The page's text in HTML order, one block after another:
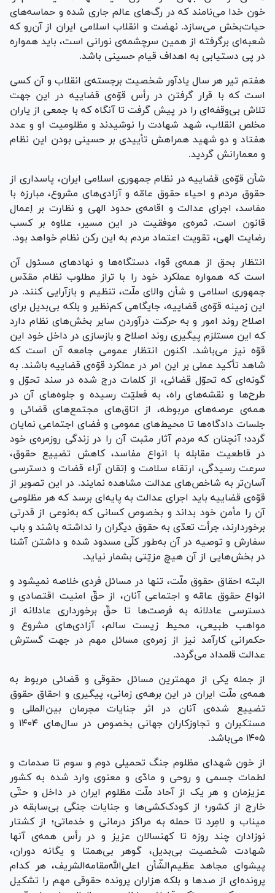
خون خدا می‌نامند که در رگ‌های عالم جاری شده و حماسه‌های
حیات‌بخش می‌سازد. نهضت و انقلاب اسلامی ایران از آن‌رو که
شعبه‌ای برگرفته از همین سرچشمه‌ی نورانی است، باید همواره
در پی دستیابی به اهداف قیام حسینی باشد.
هفتم تیر هر سال یادآور شخصیت برجسته‌ی انقلاب و آن کسی
است که با قرار گرفتن در رأس قوّه‌ی قضاییه در این جهت
تلاش بی‌وقفه‌ای را در پیش گرفت تا آنگاه که با جمعی از یاران
مخلص انقلاب، شهد شهادت را نوشیدند و مظلومیت او و عدد
هفتاد و دو شهید همراهش تأییدی بر حسینی بودن این نظام
و معمارانش گردید.
شأن قوّه‌ی قضاییه در نظام جمهوری اسلامی ایران، پاسداری از
حقوق مردم و احیاء حقوق عامّه و آزادی‌های مشروع، مبارزه با
مفاسد، اجرای عدالت و اقامه‌ی حدود الهی و نظارت بر اِعمال
قانون است. ثمره‌ی موفقیت در این مسیر، علاوه بر کسب
رضایت الهی، تقویت اعتماد مردم به این رکن نظام خواهد بود.
انتظار بحق از همه‌ی قوا، دستگاه‌ها و نهاد‌های مسئول آن
است که همواره عملکرد خود را با تراز مطلوب نظام مقدّس
جمهوری اسلامی و شأن والای ملّت، تنظیم و بازآرایی کنند. در
این زمینه قوّه‌ی قضاییه، جایگاهی کم‌نظیر و بلکه بی‌بدیل برای
اصلاح روند امور و به حرکت درآوردن سایر بخش‌های نظام دارد
که این مستلزم پیگیری روند اصلاح و بازسازی در داخل خود این
قوّه نیز می‌باشد. اکنون انتظار عمومی جامعه آن است که
شاهد تأکید عملی بر این امر در عملکرد قوّه‌ی قضاییه باشند. به
گونه‌ای که تحوّل قضائی، از کلمات درج شده در سند تحوّل و
طرح‌ها و نقشه‌های راه، به فعلیّت رسیده و جلوه‌های آن در
همه‌ی عرصه‌های مربوطه، از اتاق‌های مجتمع‌های قضائی و
جلسات دادگاه‌ها تا محیط‌های عمومی و فضای اجتماعی نمایان
گردد؛ آنچنان که مردم آثار مثبت آن را در زندگی روزمره‌ی خود
در قاطعیت مقابله با انواع مفاسد، کاهش تضییع حقوق،
سرعت رسیدگی، ارتقاء سلامت و اِتقان آراء قضات و دسترسی
آسان‌تر به شاخص‌های عدالت مشاهده نمایند. در این تصویر از
قوّه‌ی قضاییه باید اجرای عدالت به پایه‌ای برسد که هر مظلومی
آن را مأمن خود بداند و بخصوص کسانی که به‌نوعی از قدرتی
برخوردارند، جرأت تعدّی به حقوق دیگران را نداشته باشند و باب
سفارش و توصیه در آن به‌طور کلّی مسدود شده و داشتن آشنا
در بخش‌هایی از آن هیچ مزیّتی بشمار نیاید.
البته احقاق حقوق ملّت، تنها در مسائل فردی خلاصه نمیشود و
انواع حقوق عامّه و اجتماعی آنان، از حقّ امنیت اقتصادی و
دسترسی عادلانه به فرصت‌ها تا حقّ برخورداری عادلانه از
مواهب طبیعی، محیط زیست سالم، آزادی‌های مشروع و
حکمرانی کارآمد نیز از زمره‌ی مسائل مهم در جهت گسترش
عدالت قلمداد می‌گردد.
از جمله یکی از مهمترین مسائل حقوقی و قضائی مربوط به
همه‌ی ملّت ایران در این برهه‌ی زمانی، پیگیری و احقاق حقوق
تضییع شده‌ی آنان در اثر جنایات مجرمان بین‌المللی و
مستکبران و تجاوزکاران جهانی بخصوص در سال‌های ۱۴۰۴ و
۱۴۰۵ می‌باشد.
از خون شهدای مظلوم جنگ تحمیلی دوم و سوم تا صدمات و
لطمات جسمی و روحی و مادّی و معنوی وارد شده به کشور
عزیزمان و هر یک از آحاد ملّت مظلوم ایران در داخل و حتّی
خارج از کشور؛ از کودک‌کشی‌ها و جنایات جنگی بی‌سابقه در
میناب و لامِرد تا حمله به مراکز درمانی و خدماتی؛ از کشتار
نوزادان چند روزه تا کهنسالان عزیز و در رأس همه‌ی آنها
شهادت شخصیت بی‌بدیل، گوهر بی‌همتا و یگانه دوران،
پیشوای مجاهد عظیم‌الشّأن اعلی‌الله‌مقامه‌الشریف، هر کدام
پرونده‌ای از صد‌ها و بلکه هزاران پرونده حقوقی مهم را تشکیل